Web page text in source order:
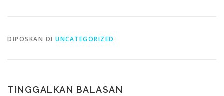
DIPOSKAN DI UNCATEGORIZED
TINGGALKAN BALASAN